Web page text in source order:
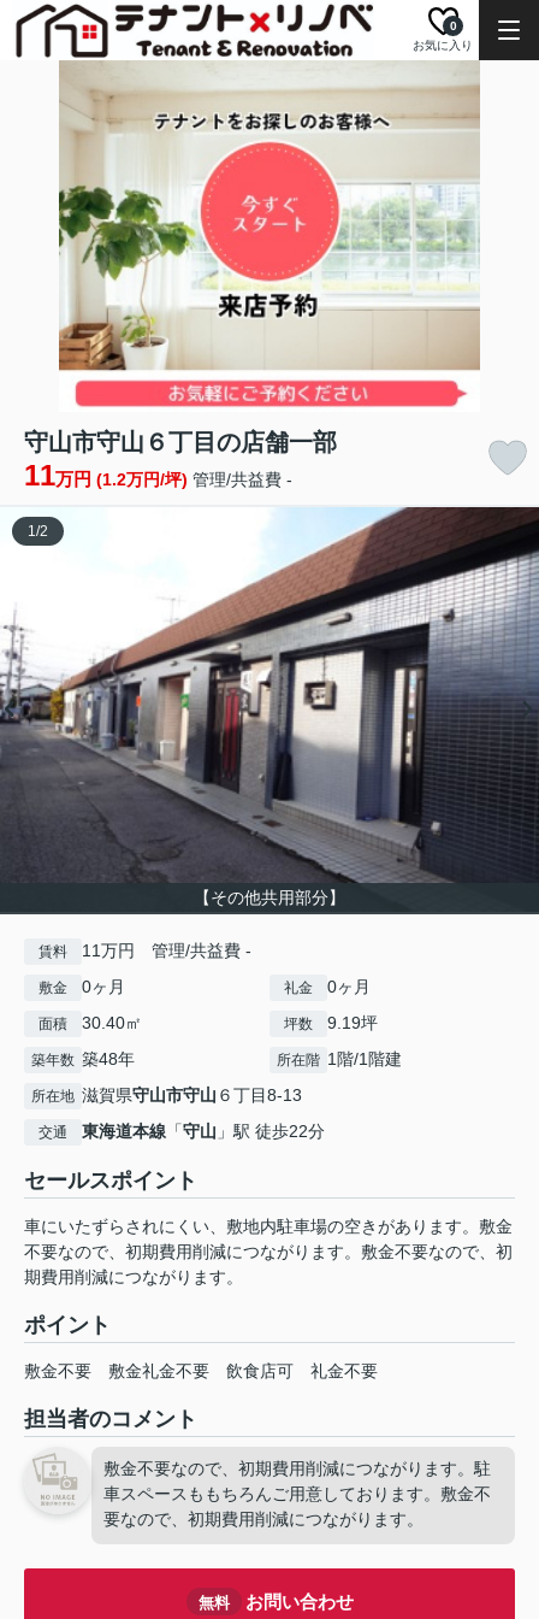
お気に入り
0
守山市守山６丁目の店舗一部
11万円 (1.2万円/坪) 管理/共益費 -
【その他共用部分】
1 /2
賃料 11万円 管理/共益費 -
敷金 0ヶ月 礼金 0ヶ月
面積 30.40㎡ 坪数 9.19坪
築年数 築48年 所在階 1階/1階建
所在地 滋賀県守山市守山 ６丁目8-13
交通 東海道本線 「守山 」駅 徒歩22分
セールスポイント
車にいたずらされにくい、敷地内駐車場の空きがあります。敷金
不要なので、初期費用削減につながります。敷金不要なので、初
期費用削減につながります。
ポイント
敷金不要 敷金礼金不要 飲食店可 礼金不要
担当者のコメント
敷金不要なので、初期費用削減につながります。駐
車スペースももちろんご用意しております。敷金不
要なので、初期費用削減につながります。
無料 お問い合わせ